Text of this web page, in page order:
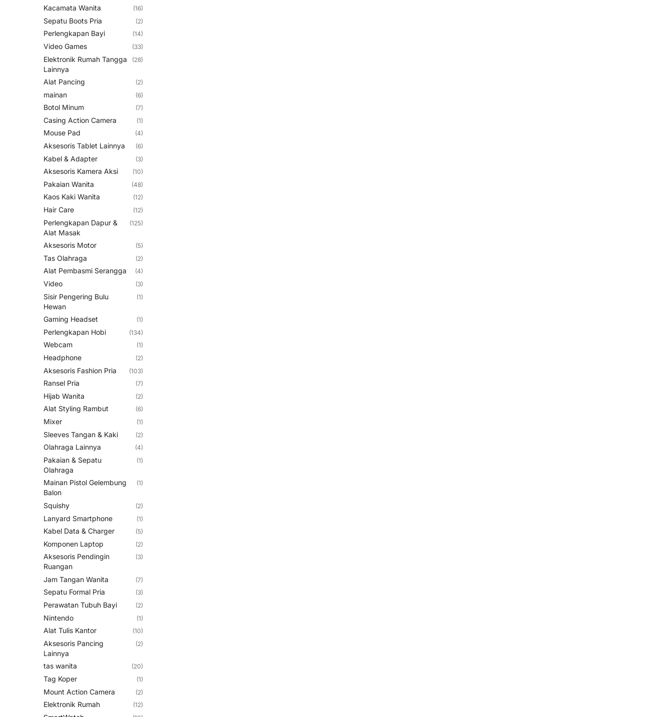
Kacamata Wanita (16)
Sepatu Boots Pria (2)
Perlengkapan Bayi (14)
Video Games (33)
Elektronik Rumah Tangga
Lainnya
(28)
Alat Pancing (2)
mainan (6)
Botol Minum (7)
Casing Action Camera (1)
Mouse Pad (4)
Aksesoris Tablet Lainnya (6)
Kabel & Adapter (3)
Aksesoris Kamera Aksi (10)
Pakaian Wanita (48)
Kaos Kaki Wanita (12)
Hair Care (12)
Perlengkapan Dapur &
Alat Masak
(125)
Aksesoris Motor (5)
Tas Olahraga (2)
Alat Pembasmi Serangga (4)
Video (3)
Sisir Pengering Bulu
Hewan
(1)
Gaming Headset (1)
Perlengkapan Hobi (134)
Webcam (1)
Headphone (2)
Aksesoris Fashion Pria (103)
Ransel Pria (7)
Hijab Wanita (2)
Alat Styling Rambut (6)
Mixer (1)
Sleeves Tangan & Kaki (2)
Olahraga Lainnya (4)
Pakaian & Sepatu
Olahraga
(1)
Mainan Pistol Gelembung
Balon
(1)
Squishy (2)
Lanyard Smartphone (1)
Kabel Data & Charger (5)
Komponen Laptop (2)
Aksesoris Pendingin
Ruangan
(3)
Jam Tangan Wanita (7)
Sepatu Formal Pria (3)
Perawatan Tubuh Bayi (2)
Nintendo (1)
Alat Tulis Kantor (10)
Aksesoris Pancing
Lainnya
(2)
tas wanita (20)
Tag Koper (1)
Mount Action Camera (2)
Elektronik Rumah (12)